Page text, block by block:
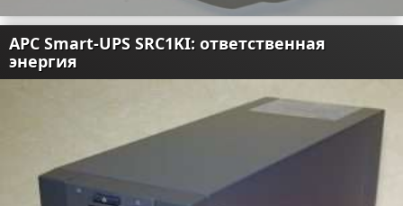
APC Smart-UPS SRC1KI: ответственная
энергия